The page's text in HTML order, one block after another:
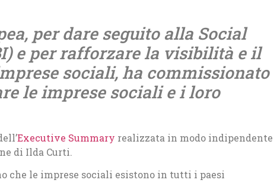
per dare seguito alla Social
e per rafforzare la visibilità e il
sociali, ha commissionato
le imprese sociali e i loro
Executive Summary realizzata in modo indipendente
di Ilda Curti.
che le imprese sociali esistono in tutti i paesi